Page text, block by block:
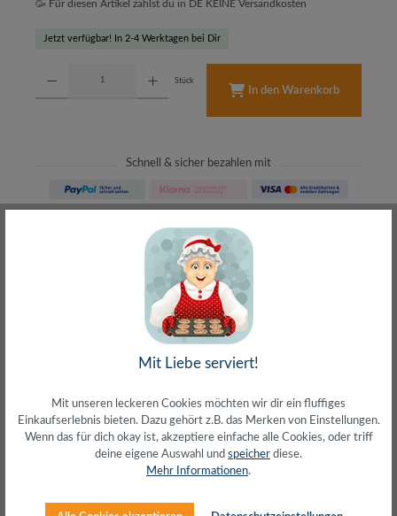
🥳 Für diesen Artikel zahlst du in DE KEINE Versandkosten
Jetzt verfügbar! In 2-4 Werktagen bei Dir
Stück
In den Warenkorb
Schnell & sicher bezahlen mit
Schneller Versand
meist direkt aus Waiblingen
30 Tage Rückgaberecht
ohne Risiko bestellen
– Frag den Profi!
kostenlos und persönlich
Über 20+ Jahre Erfahrung
wir wissen von was wir sprechen
Mit Liebe serviert!
Mit unseren leckeren Cookies möchten wir dir ein fluffiges
Einkaufserlebnis bieten. Dazu gehört z.B. das Merken von Einstellungen.
Wenn das für dich okay ist, akzeptiere einfache alle Cookies, oder triff
deine eigene Auswahl und speicher diese.
Mehr Informationen.